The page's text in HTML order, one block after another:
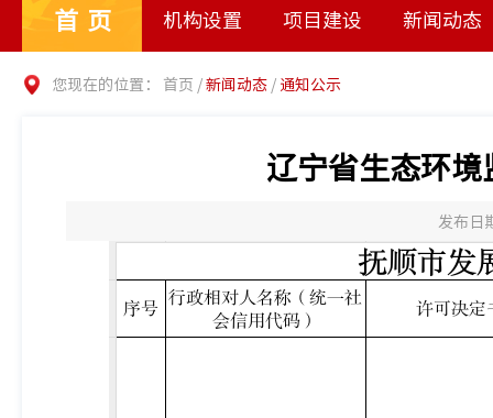
首页 机构设置 项目建设 新闻动态
您现在的位置： 首页 /新闻动态 / 通知公示
辽宁省生态环
发布日